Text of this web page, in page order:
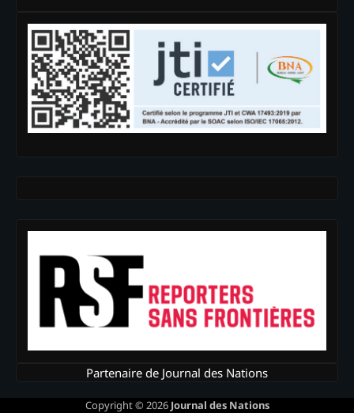
Partenaire de Journal des Nations
Copyright © 2026 Journal des Nations